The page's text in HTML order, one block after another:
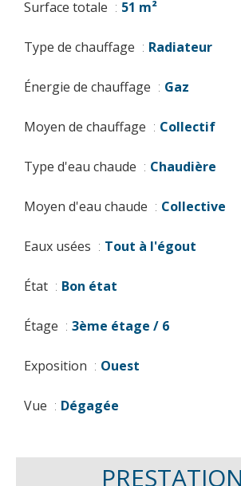
Surface totale 51 m²
Type de chauffage Radiateur
Énergie de chauffage Gaz
Moyen de chauffage Collectif
Type d'eau chaude Chaudière
Moyen d'eau chaude Collective
Eaux usées Tout à l'égout
État Bon état
Étage 3ème étage / 6
Exposition Ouest
Vue Dégagée